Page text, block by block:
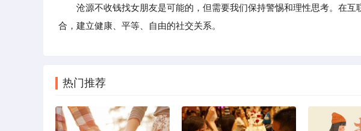
沧源不收钱找女朋友是可能的，但需要我们保持警惕和理性思考。在
合，建立健康、平等、自由的社交关系。
热门推荐